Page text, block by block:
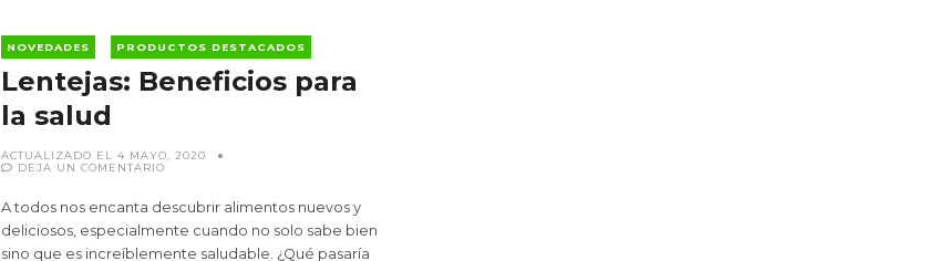
NOVEDADES PRODUCTOS DESTACADOS
Lentejas: Beneficios para
la salud
ACTUALIZADO EL 4 MAYO, 2020
DEJA UN COMENTARIOEN
PARA
LA
SALUD
A todos nos encanta descubrir alimentos nuevos y
deliciosos, especialmente cuando no solo sabe bien
sino que es increíblemente saludable. ¿Qué pasaría